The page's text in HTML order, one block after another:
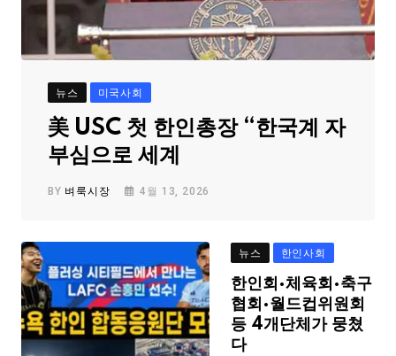
뉴스 미국사회
美 USC 첫 한인총장 “한국계 자
부심으로 세계
BY 벼룩시장 4월 13, 2026
뉴스 한인사회
한인회·체육회·축구
협회·월드컵위원회
등 4개단체가 뭉쳤
다